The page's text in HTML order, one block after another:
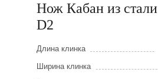
Нож Кабан из стали
D2
Длина клинка
Ширина клинка